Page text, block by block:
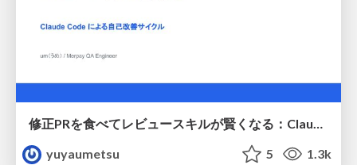
修正PRを食べてレビュースキルが賢くなる：Claude Codeによる自己改善サイクル
yuyaumetsu
5 1.3k